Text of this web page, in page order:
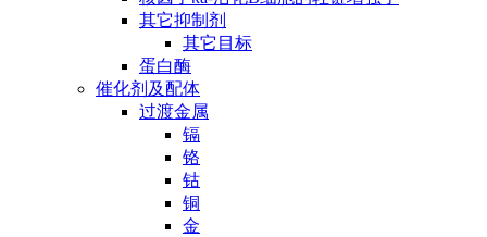
其它抑制剂
其它目标
蛋白酶
催化剂及配体
过渡金属
镉
铬
钴
铜
金